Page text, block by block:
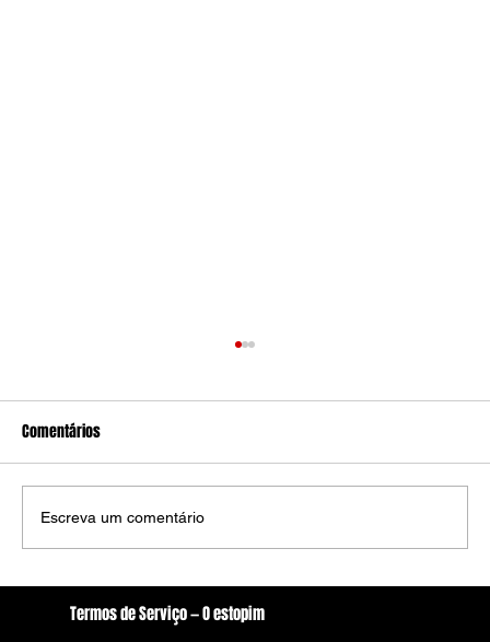
Festival Pernambuco Meu País começa nesta
sexta-feira em Arcoverde com programação
Comentários
Escreva um comentário
Termos de Serviço — O estopim